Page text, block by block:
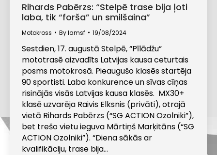
Rihards Pabērzs: “Stelpē trase bija ļoti
laba, tik “forša” un smilšaina”
Motokross Bylamsf 19/08/2024
Sestdien, 17. augustā Stelpē, “Pīlādžu”
mototrasē aizvadīts Latvijas kausa ceturtais
posms motokrosā. Pieaugušo klasēs startēja
90 sportisti. Laba konkurence un sīvas cīņas
risinājās visās Latvijas kausa klasēs. MX30+
klasē uzvarēja Raivis Elksnis (privāti), otrajā
vietā Rihards Pabērzs (“SG ACTION Ozolniki”),
bet trešo vietu ieguva Mārtiņš Marķitāns (“SG
ACTION Ozolniki”). “Diena sākās ar
kvalifikāciju, trase bija…